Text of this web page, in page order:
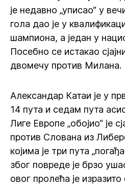
је недавно „уписао“ у
гола дао је у
шампиона, а један у
Посебно се истакао
двомечу против Милана.
Александар Катаи је у
14 пута и седам пута
Лиге Европе „обојио“ је
против Слована из
којима је три пута
због повреде је брзо
овог пролећа је